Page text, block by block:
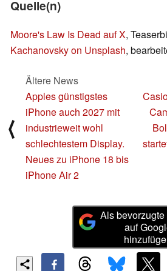
Quelle(n)
Moore's Law Is Dead auf X,
Kachanovsky on Unsplash,
⟨
Ältere News
Apples günstigstes
iPhone auch 2027 mit
industrieweit wohl
schlechtestem Display.
Neues zu iPhone 18 bis
iPhone Air 2
Als
auf